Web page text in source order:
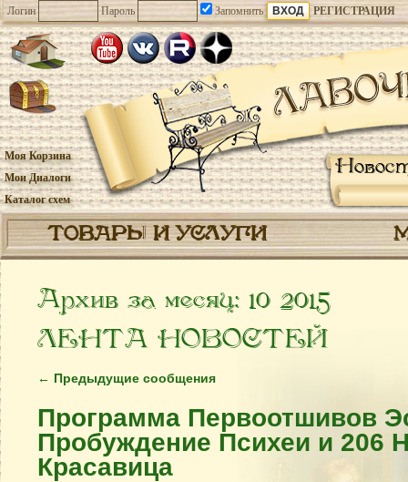
Логин Пароль Запомнить РЕГИСТРАЦИЯ
Моя Корзина
Мои Диалоги
Каталог схем
ТОВАРЫ И УСЛУГИ
Архив за месяц: 10 2015
ЛЕНТА НОВОСТЕЙ
← Предыдущие сообщения
Программа Первоотшивов
Пробуждение Психеи и 206
Красавица